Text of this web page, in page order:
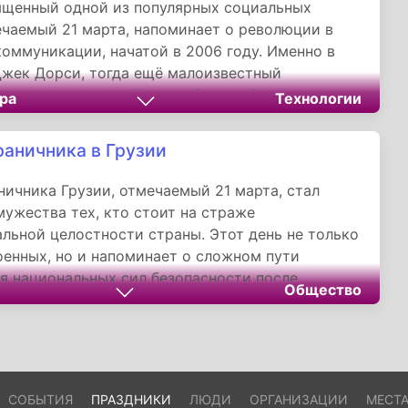
одной из популярных социальных
21 марта, напоминает о революции в
начатой в 2006 году. Именно в
Дорси, тогда ещё малоизвестный
отправил первый твит: «just setting up my
сообщение, ставшее символом эпохи
Технологии
в Грузии
Грузии, отмечаемый 21 марта, стал
тех, кто стоит на страже
целостности страны. Этот день не только
но и напоминает о сложном пути
национальных сил безопасности после
Общество
СОБЫТИЯ ПРАЗДНИКИ ЛЮДИ ОРГАНИЗАЦИИ МЕСТА